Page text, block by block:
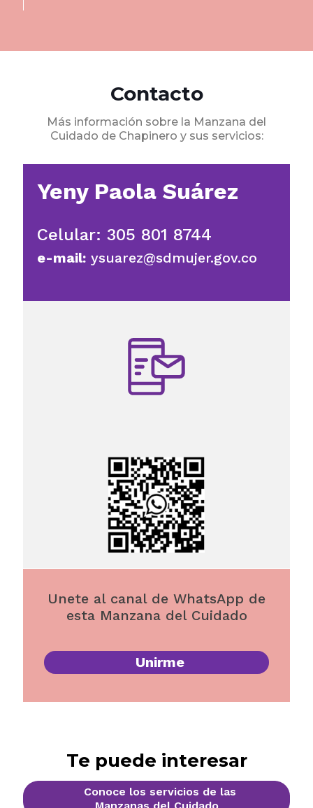
Contacto
Más información sobre la Manzana del
Cuidado de Chapinero y sus servicios:
Yeny Paola Suárez
Celular: 305 801 8744
e-mail: ysuarez@sdmujer.gov.co
Unete al canal de WhatsApp de
esta Manzana del Cuidado
Unirme
Te puede interesar
Conoce los servicios de las